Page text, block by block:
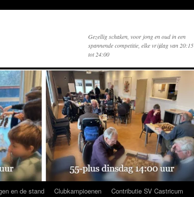
Gezellig schaken, voor jong en oud in een
spannende competitie, elke vrijdag van 20:15
tot 24:00
en de stand Clubkampioenen
Contributie SV Castricum